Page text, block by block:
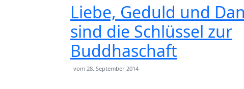
Liebe, Geduld und
sind die Schlüssel zur
Buddhaschaft
vom 28. September 2014